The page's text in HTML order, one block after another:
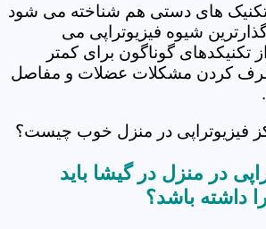
تکنیک های دستی هم شناخته می شود
شیوه فیزیوتراپی می
تکنیکدهای گوناگون برای کمتر
کردن مشکلات عضلات و مفاصل
فیزیوتراپی در منزل خوب چیست؟
در منزل در گیشا باید
داشته باشد؟